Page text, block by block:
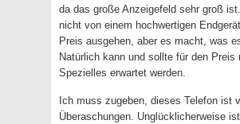
da das große Anzeigefeld sehr groß
nicht von einem hochwertigen
Preis ausgehen, aber es macht, was
Natürlich kann und sollte für den Preis
Spezielles erwartet werden.
Ich muss zugeben, dieses Telefon ist
Überaschungen. Unglücklicherweise